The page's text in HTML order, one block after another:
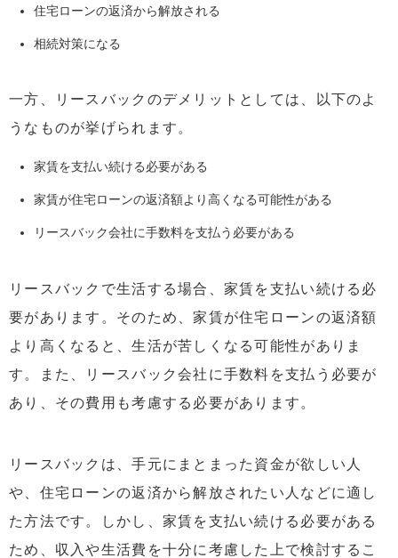
住宅ローンの返済から解放される
相続対策になる
一方、リースバックのデメリットとしては、以下のよ
うなものが挙げられます。
家賃を支払い続ける必要がある
家賃が住宅ローンの返済額より高くなる可能性がある
リースバック会社に手数料を支払う必要がある
リースバックで生活する場合、家賃を支払い続ける必
要があります。そのため、家賃が住宅ローンの返済額
より高くなると、生活が苦しくなる可能性がありま
す。また、リースバック会社に手数料を支払う必要が
あり、その費用も考慮する必要があります。
リースバックは、手元にまとまった資金が欲しい人
や、住宅ローンの返済から解放されたい人などに適し
た方法です。しかし、家賃を支払い続ける必要がある
ため、収入や生活費を十分に考慮した上で検討するこ